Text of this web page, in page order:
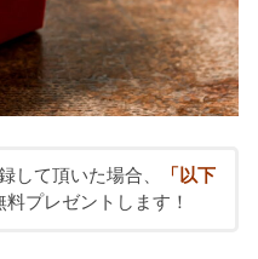
して頂いた場合、
「以下
料プレゼントします！